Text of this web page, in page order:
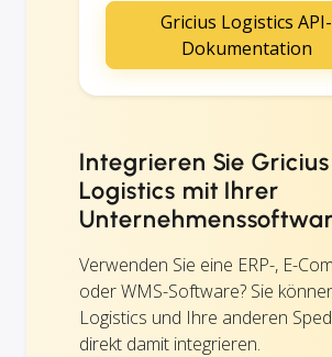
Gricius Logistics API-
Dokumentation
Integrieren Sie Gricius
Logistics mit Ihrer
Verwenden Sie eine ERP-, E-
oder WMS-Software? Sie
Logistics und Ihre anderen
direkt damit integrieren.